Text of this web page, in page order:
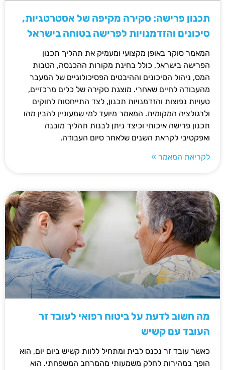
תכנון פרישה: סקירה מקיפה של אסטרטגיות,
סיכונים והזדמנויות לפרישה בטוחה בישראל
המאמר סוקר באופן מקצועי ומעמיק את תהליך תכנון
הפרישה בישראל, כולל בחינת מקורות ההכנסה, הטבות
המס, ניהול הסיכונים וההיבטים הפסיכולוגיים של המעבר
מהעבודה לחיים שאחרי. מוצגת סקירה של כלים מרכזיים,
טעויות נפוצות והזדמנויות תכנון, לצד התייחסות לחוקים
ולרגולציה המקומית. המאמר מיועד למי שמעוניין להבין מהו
תכנון פרישה איכותי וכיצד ניתן לבנות תהליך מובנה
ואפקטיבי לקראת השנים שלאחר סיום העבודה.
לקריאת המאמר »
מה חשוב לדעת על ביטוח רפואי לעובד זר
העובד עם קשיש
כאשר עובד זר נכנס לבית ומתחיל ללוות קשיש ביום יום, הוא
הופך במהירות לחלק משמעותי מהמרחב המשפחתי. הוא